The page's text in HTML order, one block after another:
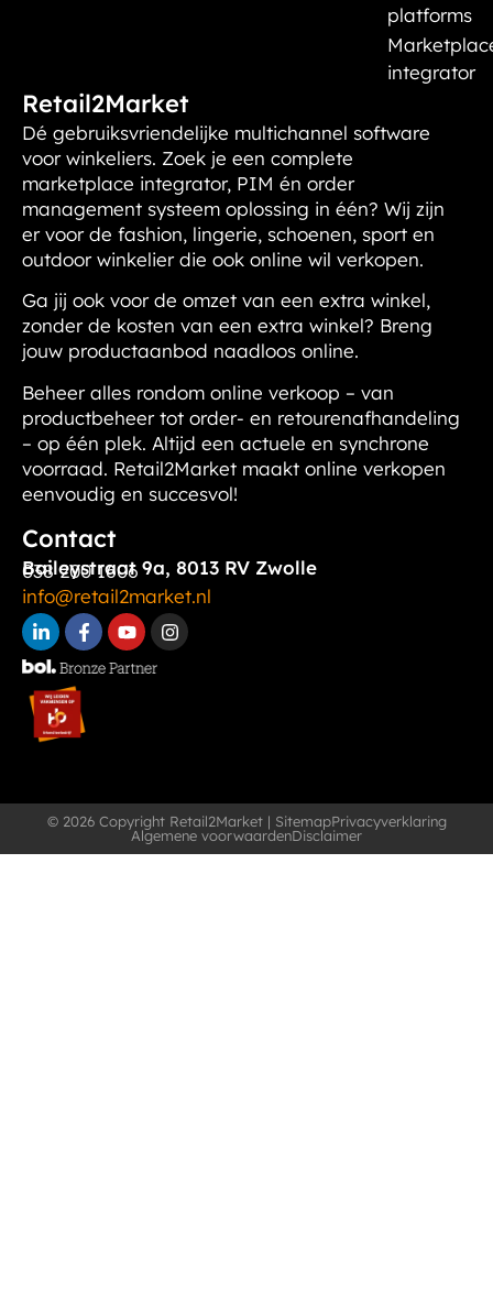
platforms
integrator
Retail2Market
Dé gebruiksvriendelijke multichannel software
voor winkeliers. Zoek je een complete
marketplace integrator, PIM én order
management systeem oplossing in één? Wij zijn
er voor de fashion, lingerie, schoenen, sport en
outdoor winkelier die ook online wil verkopen.
Ga jij ook voor de omzet van een extra winkel,
zonder de kosten van een extra winkel? Breng
jouw productaanbod naadloos online.
Beheer alles rondom online verkoop – van
productbeheer tot order- en retourenafhandeling
– op één plek. Altijd een actuele en synchrone
voorraad. Retail2Market maakt online verkopen
eenvoudig en succesvol!
Contact
Baileystraat 9a, 8013 RV Zwolle
038 200 1606
info@retail2market.nl
© 2026 Copyright Retail2Market | SitemapPrivacyverklaring
Algemene voorwaardenDisclaimer